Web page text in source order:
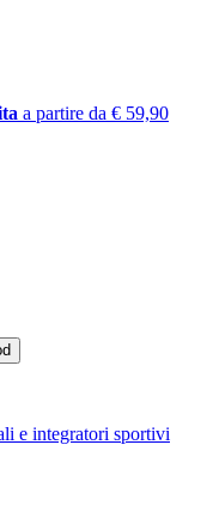
a partire da € 59,90
e integratori sportivi